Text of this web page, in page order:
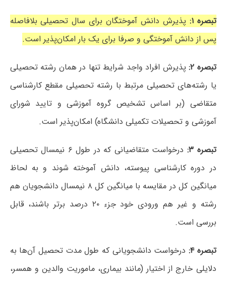
تبصره ۱:
پذیرش دانش آموختگان برای سال تحصیلی بلافاصله
پس از دانش آموختگی و صرفا برای یک بار امکان‌پذیر است.
تبصره ۲:
پذیرش افراد واجد شرایط تنها در همان رشته تحصیلی
یا رشته‌های تحصیلی مرتبط با رشته تحصیلی مقطع کارشناسی
متقاضی (بر اساس تشخیص گروه آموزشی و تایید شورای
آموزشی و تحصیلات تکمیلی دانشگاه) امکان‌پذیر است.
تبصره ۳:
درخواست متقاضیانی که در طول ۶ نیمسال تحصیلی
در دوره کارشناسی پیوسته، دانش آموخته شوند و به لحاظ
میانگین کل در مقایسه با میانگین کل ۸ نیمسال دانشجویان هم
رشته و غیر هم ورودی خود جزء ۲۰ درصد برتر باشند، قابل
بررسی است.
تبصره ۴:
درخواست دانشجویانی که طول مدت تحصیل آن‌ها به
دلایلی خارج از اختیار (مانند بیماری، ماموریت والدین و همسر،